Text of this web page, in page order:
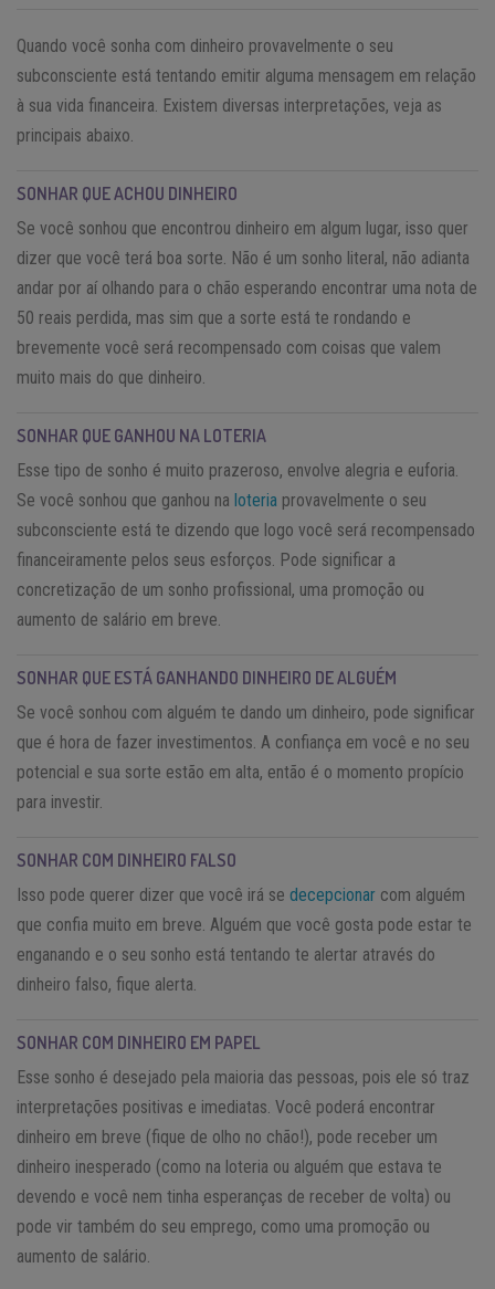
Quando você sonha com dinheiro provavelmente o seu
subconsciente está tentando emitir alguma mensagem em relação
à sua vida financeira. Existem diversas interpretações, veja as
principais abaixo.
SONHAR QUE ACHOU DINHEIRO
Se você sonhou que encontrou dinheiro em algum lugar, isso quer
dizer que você terá boa sorte. Não é um sonho literal, não adianta
andar por aí olhando para o chão esperando encontrar uma nota de
50 reais perdida, mas sim que a sorte está te rondando e
brevemente você será recompensado com coisas que valem
muito mais do que dinheiro.
SONHAR QUE GANHOU NA LOTERIA
Esse tipo de sonho é muito prazeroso, envolve alegria e euforia.
Se você sonhou que ganhou na loteria provavelmente o seu
subconsciente está te dizendo que logo você será recompensado
financeiramente pelos seus esforços. Pode significar a
concretização de um sonho profissional, uma promoção ou
aumento de salário em breve.
SONHAR QUE ESTÁ GANHANDO DINHEIRO DE ALGUÉM
Se você sonhou com alguém te dando um dinheiro, pode significar
que é hora de fazer investimentos. A confiança em você e no seu
potencial e sua sorte estão em alta, então é o momento propício
para investir.
SONHAR COM DINHEIRO FALSO
Isso pode querer dizer que você irá se decepcionar com alguém
que confia muito em breve. Alguém que você gosta pode estar te
enganando e o seu sonho está tentando te alertar através do
dinheiro falso, fique alerta.
SONHAR COM DINHEIRO EM PAPEL
Esse sonho é desejado pela maioria das pessoas, pois ele só traz
interpretações positivas e imediatas. Você poderá encontrar
dinheiro em breve (fique de olho no chão!), pode receber um
dinheiro inesperado (como na loteria ou alguém que estava te
devendo e você nem tinha esperanças de receber de volta) ou
pode vir também do seu emprego, como uma promoção ou
aumento de salário.